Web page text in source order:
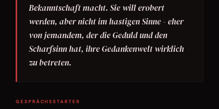
Bekanntschaft macht. Sie will erobert
werden, aber nicht im hastigen Sinne - eher
von jemandem, der die Geduld und den
Scharfsinn hat, ihre Gedankenwelt wirklich
zu betreten.
GESPRÄCHSSTARTER